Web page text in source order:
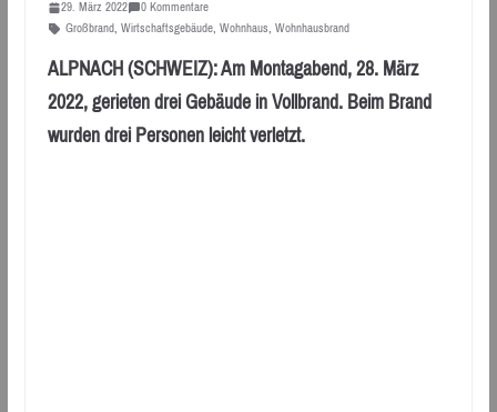
29. März 2022
0 Kommentare
Großbrand, Wirtschaftsgebäude, Wohnhaus, Wohnhausbrand
ALPNACH (SCHWEIZ): Am Montagabend, 28. März
2022, gerieten drei Gebäude in Vollbrand. Beim Brand
wurden drei Personen leicht verletzt.